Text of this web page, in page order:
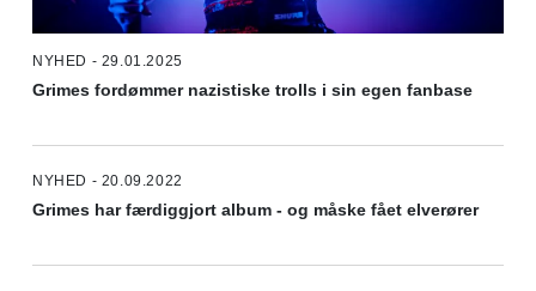
NYHED - 29.01.2025
Grimes fordømmer nazistiske trolls i sin egen fanbase
NYHED - 20.09.2022
Grimes har færdiggjort album - og måske fået elverører